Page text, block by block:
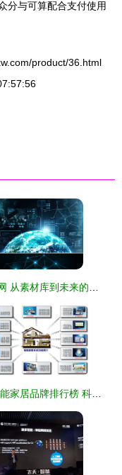
分与可算配合支付使用
product/36.html
数字织网 从素材库到未来的像素革命
2013智能家居品牌排行榜 科技网络引领未来生活